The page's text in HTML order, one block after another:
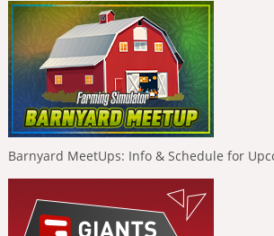
Barnyard MeetUps: Info & Schedule for